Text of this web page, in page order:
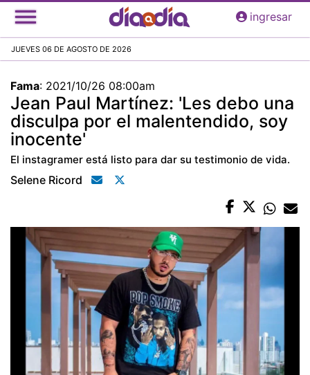
Pasar
al
principal
ingresar
JUEVES 06 DE AGOSTO DE 2026
Fama: 2021/10/26 08:00am
Jean Paul Martínez: 'Les debo una
disculpa por el malentendido, soy
inocente'
El instagramer está listo para dar su testimonio de vida.
Selene Ricord